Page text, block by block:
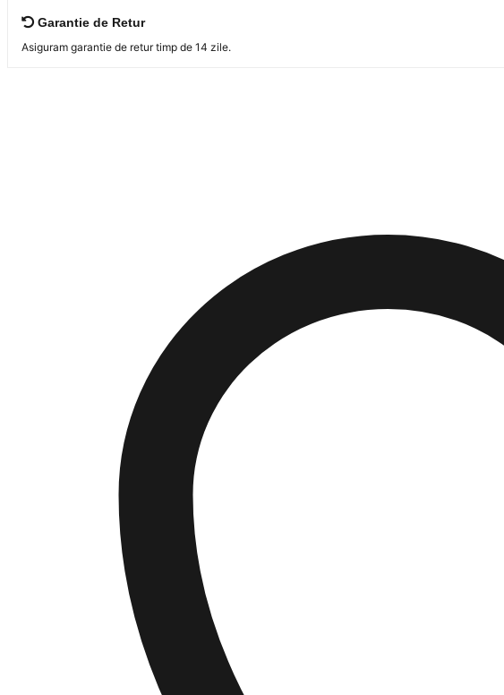
Garantie de Retur
Asiguram garantie de retur timp de 14 zile.